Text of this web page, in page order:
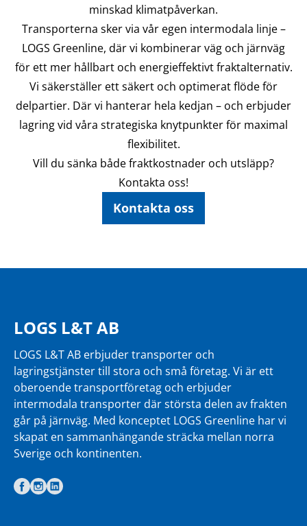
minskad klimatpåverkan.
Transporterna sker via vår egen intermodala linje –
LOGS Greenline, där vi kombinerar väg och järnväg
för ett mer hållbart och energieffektivt fraktalternativ.
Vi säkerställer ett säkert och optimerat flöde för
delpartier. Där vi hanterar hela kedjan – och erbjuder
lagring vid våra strategiska knytpunkter för maximal
flexibilitet.
Vill du sänka både fraktkostnader och utsläpp?
Kontakta oss!
Kontakta oss
LOGS L&T AB
LOGS L&T AB erbjuder transporter och
lagringstjänster till stora och små företag. Vi är ett
oberoende transportföretag och erbjuder
intermodala transporter där största delen av frakten
går på järnväg. Med konceptet LOGS Greenline har vi
skapat en sammanhängande sträcka mellan norra
Sverige och kontinenten.